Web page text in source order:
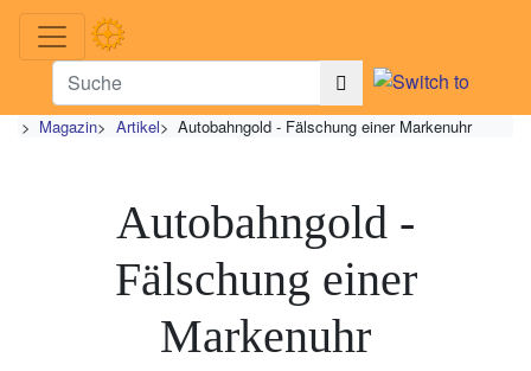
> Magazin> Artikel> Autobahngold - Fälschung einer Markenuhr
Autobahngold -
Fälschung einer
Markenuhr